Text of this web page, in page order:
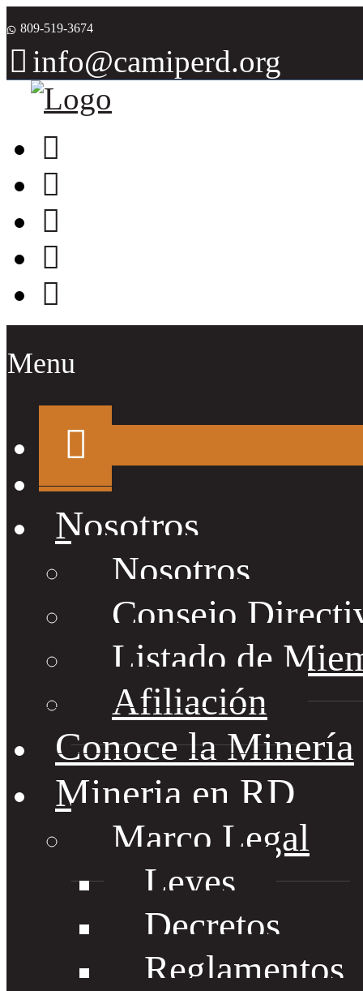
809-519-3674
info@camiperd.org
Menu
Nosotros
Nosotros
Consejo
Listado de
Afiliación
Conoce la Minería
Mineria en RD
Marco Legal
Leyes
Decretos
Reglamentos